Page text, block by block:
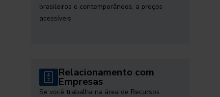
brasileiros e contemporâneos, a preços
acessíveis
Relacionamento com
Empresas
Se você trabalha na área de Recursos